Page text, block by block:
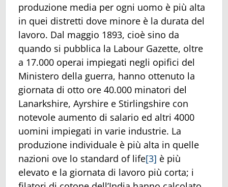
produzione media per ogni uomo è più alta
in quei distretti dove minore è la durata del
lavoro. Dal maggio 1893, cioè sino da
quando si pubblica la Labour Gazette, oltre
a 17.000 operai impiegati negli opifici del
Ministero della guerra, hanno ottenuto la
giornata di otto ore 40.000 minatori del
Lanarkshire, Ayrshire e Stirlingshire con
notevole aumento di salario ed altri 4000
uomini impiegati in varie industrie. La
produzione individuale è più alta in quelle
nazioni ove lo standard of life[3] è più
elevato e la giornata di lavoro più corta; i